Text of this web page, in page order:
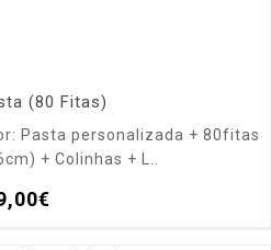
(80 Fitas)
Pasta personalizada + 80fitas
+ Colinhas + L..